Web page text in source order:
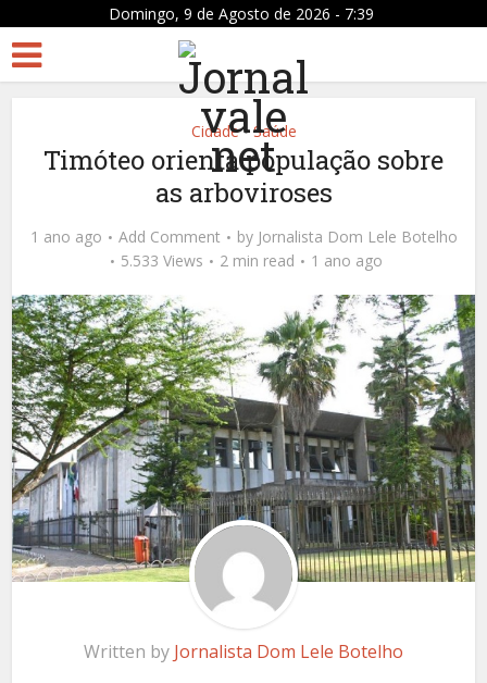
Domingo, 9 de Agosto de 2026 - 7:39
Cidade • Saúde
Timóteo orienta população sobre
as arboviroses
1 ano ago Add Comment by Jornalista Dom Lele Botelho
5.533 Views
2 min read 1 ano ago
Written by Jornalista Dom Lele Botelho